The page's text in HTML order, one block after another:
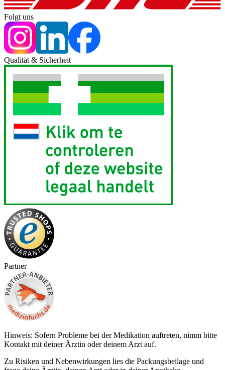
Folgt uns
Qualität & Sicherheit
Partner
Hinweis: Sofern Probleme bei der Medikation auftreten, nimm bitte
Kontakt mit deiner Ärztin oder deinem Arzt auf.
Zu Risiken und Nebenwirkungen lies die Packungsbeilage und